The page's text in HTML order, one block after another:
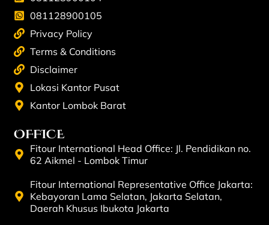
081128900105
Privacy Policy
Terms & Conditions
Disclaimer
Lokasi Kantor Pusat
Kantor Lombok Barat
OFFICE
Fitour International Head Office: Jl. Pendidikan no.
62 Aikmel - Lombok Timur
Fitour International Representative Office Jakarta:
Kebayoran Lama Selatan, Jakarta Selatan,
Daerah Khusus Ibukota Jakarta